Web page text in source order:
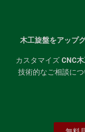
木工旋盤をアップ
カスタマイズ CNC
技術的なご相談に